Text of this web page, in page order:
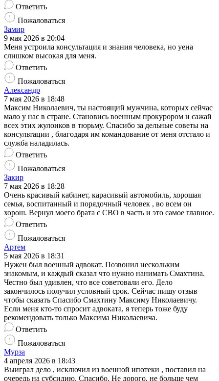
Ответить
Пожаловаться
Замир
9 мая 2026 в 20:04
Меня устроила консультация и знания человека, но уена
слишком высокая для меня.
Ответить
Пожаловаться
Александр
7 мая 2026 в 18:48
Максим Николаевич, ты настоящий мужчина, которых сейчас
мало у нас в стране. Становись военным прокурором и сажай
всех этих жулоиков в тюрьму. Спасибо за дельные советы на
консультации , благодаря им командование от меня отстало и
служба наладилась.
Ответить
Пожаловаться
Закир
7 мая 2026 в 18:28
Очень красивый кабинет, карасивый автомобиль, хорошая
семья, воспитанный и порядочный человек , во всем он
хорош. Вернул моего брата с СВО в часть и это самое главное.
Ответить
Пожаловаться
Артем
5 мая 2026 в 18:31
Нужен был военный адвокат. Позвонил нескольким
знакомым, и каждый сказал что нужно нанимать Смахтина.
Честно был удивлен, что все советовали его. Дело
закончилось получил условный срок. Сейчас пишу отзыв
чтобы сказать Спасибо Смахтину Максиму Николаевичу.
Если меня кто-то спросит адвоката, я теперь тоже буду
рекомендовать только Максима Николаевича.
Ответить
Пожаловаться
Мурза
4 апреля 2026 в 18:43
Выиграл дело , исключил из военной ипотеки , поставил на
очередь на субсидию. Спасибо. Не дорого, не больше чем